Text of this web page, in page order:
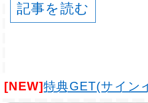
記事を読む
[NEW]特典GET(サイン